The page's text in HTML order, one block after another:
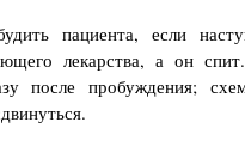
пациента, если
лекарства, а он
после пробуждения;